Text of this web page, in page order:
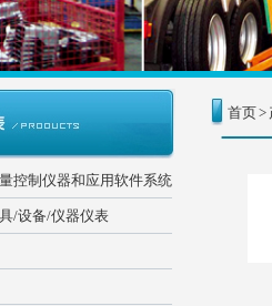
控制仪器和应用软件系统
/设备/仪器仪表
首页>